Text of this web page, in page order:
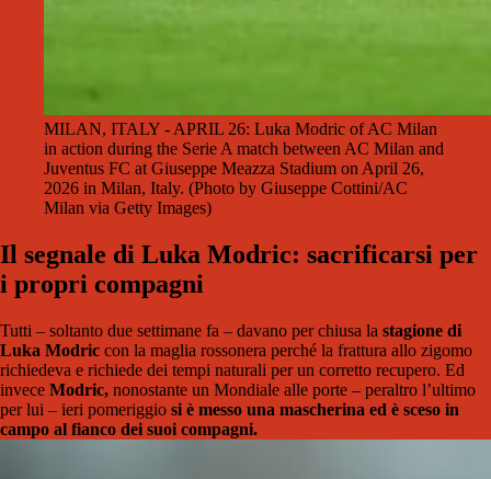
MILAN, ITALY - APRIL 26: Luka Modric of AC Milan
in action during the Serie A match between AC Milan and
Juventus FC at Giuseppe Meazza Stadium on April 26,
2026 in Milan, Italy. (Photo by Giuseppe Cottini/AC
Milan via Getty Images)
Il segnale di Luka Modric: sacrificarsi per
i propri compagni
Tutti – soltanto due settimane fa – davano per chiusa la stagione di
Luka Modric con la maglia rossonera perché la frattura allo zigomo
richiedeva e richiede dei tempi naturali per un corretto recupero. Ed
invece Modric, nonostante un Mondiale alle porte – peraltro l’ultimo
per lui – ieri pomeriggio si è messo una mascherina ed è sceso in
campo al fianco dei suoi compagni.